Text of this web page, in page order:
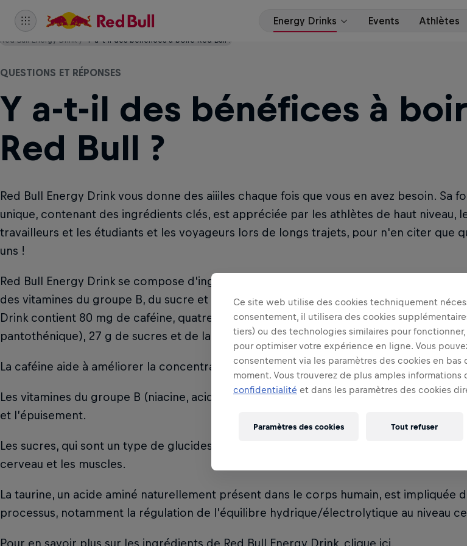
Red Bull Energy Drink Y a-t-il des bénéfices à boire Red Bull ?
QUESTIONS ET RÉPONSES
Y a-t-il des bénéfices à
Red Bull ?
Red Bull Energy Drink vous donne des aiiiles chaque fois que vous en avez besoin. Sa
unique, contenant des ingrédients clés, est appréciée par les athlètes de haut niveau,
travailleurs et les étudiants et les voyageurs lors de longs trajets, pour n'en citer que
uns !
Red Bull Energy Drink se compose d'ingrédients de haute qualité, dont de la caféine, de
des vitamines du groupe B, du sucre et de l'eau. Chaque canette de 250 ml de Red
Drink contient 80 mg de caféine, quatre vitamines essentielles du groupe B (y compris
pantothénique), 27 g de sucres et de la taurine.
La caféine aide à améliorer la concentration et à augmenter la vigilance.
Les vitamines du groupe B (niacine, acide pantothénique, B6, B12) contribuent à
et l’épuisement.
Les sucres, qui sont un type de glucides, sont une source d’énergie pour le corps, y
cerveau et les muscles.
La taurine, un acide aminé naturellement présent dans le corps humain, est impliquée
processus, notamment la régulation de l'équilibre hydrique/électrolytique au niveau
Pour en savoir plus sur les ingrédients de Red Bull Energy Drink, clique ici.
Ce site web utilise des cookies techniquement
consentement, il utilisera des cookies
tiers) ou des technologies similaires pour
pour optimiser votre expérience en ligne. Vous
consentement via les paramètres des cookies en
moment. Vous trouverez de plus amples informations
confidentialité et dans les paramètres des cookies
Paramètres des cookies Tout refuser